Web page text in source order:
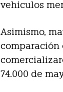
vehículos
Asimismo,
comparación
74.000 de